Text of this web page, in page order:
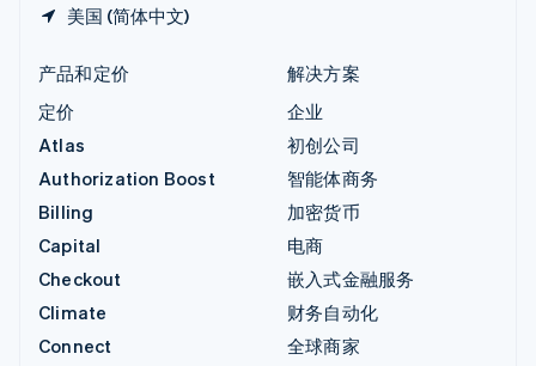
美国 (简体中文)
产品和定价
定价
Atlas
Authorization Boost
Billing
Capital
Checkout
Climate
Connect
解决方案
企业
初创公司
智能体商务
加密货币
电商
嵌入式金融服务
财务自动化
全球商家